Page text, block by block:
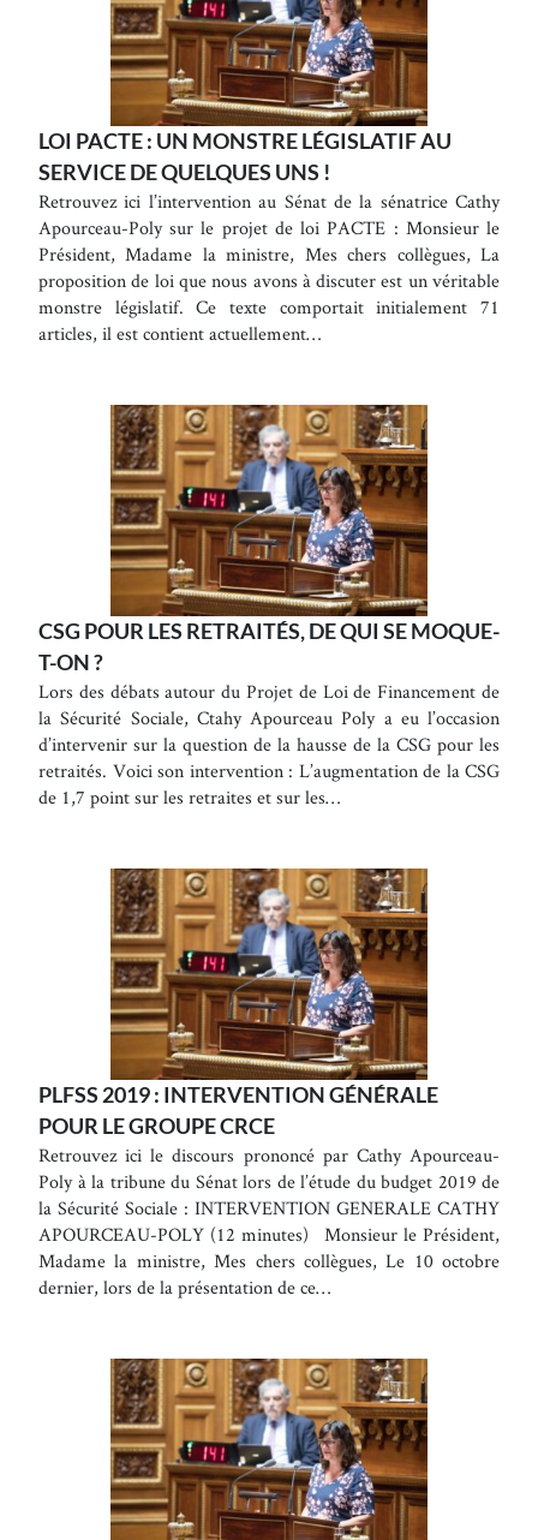
LOI PACTE : UN MONSTRE LÉGISLATIF AU
SERVICE DE QUELQUES UNS !
Retrouvez ici l’intervention au Sénat de la sénatrice Cathy
Apourceau-Poly sur le projet de loi PACTE : Monsieur le
Président, Madame la ministre, Mes chers collègues, La
proposition de loi que nous avons à discuter est un véritable
monstre législatif. Ce texte comportait initialement 71
articles, il est contient actuellement…
CSG POUR LES RETRAITÉS, DE QUI SE MOQUE-
T-ON ?
Lors des débats autour du Projet de Loi de Financement de
la Sécurité Sociale, Ctahy Apourceau Poly a eu l’occasion
d’intervenir sur la question de la hausse de la CSG pour les
retraités. Voici son intervention : L’augmentation de la CSG
de 1,7 point sur les retraites et sur les…
PLFSS 2019 : INTERVENTION GÉNÉRALE
POUR LE GROUPE CRCE
Retrouvez ici le discours prononcé par Cathy Apourceau-
Poly à la tribune du Sénat lors de l’étude du budget 2019 de
la Sécurité Sociale : INTERVENTION GENERALE CATHY
APOURCEAU-POLY (12 minutes) Monsieur le Président,
Madame la ministre, Mes chers collègues, Le 10 octobre
dernier, lors de la présentation de ce…